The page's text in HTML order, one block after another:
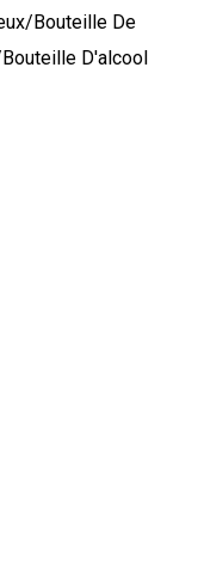
bouteille De
D'alcool